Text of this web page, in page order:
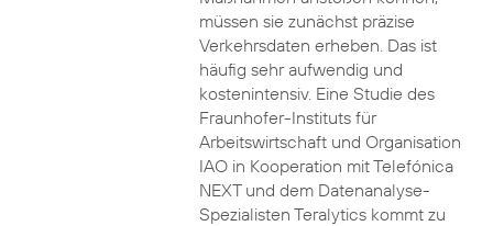
müssen sie zunächst präzise
Verkehrsdaten erheben. Das ist
häufig sehr aufwendig und
kostenintensiv. Eine Studie des
Fraunhofer-Instituts für
Arbeitswirtschaft und Organisation
IAO in Kooperation mit Telefónica
NEXT und dem Datenanalyse-
Spezialisten Teralytics kommt zu